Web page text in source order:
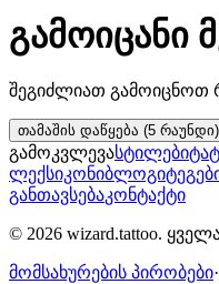
გამოიცანი
შეგიძლიათ გამოიცნოთ
თამაშის დაწყება (5 რაუნდი)
გამოკვლევასტილები
ლექსიკონიბლოგი
განთავსებაკონტაქტი
© 2026 wizard.tattoo.
მომსახურების პირობები·